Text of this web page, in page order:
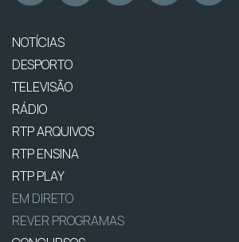
NOTÍCIAS
DESPORTO
TELEVISÃO
RÁDIO
RTP ARQUIVOS
RTP ENSINA
RTP PLAY
EM DIRETO
REVER PROGRAMAS